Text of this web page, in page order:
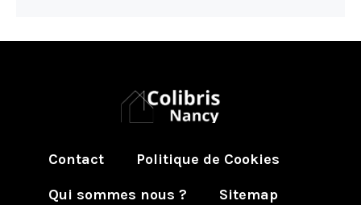
Contact
Politique de Cookies
Qui sommes nous ?
Sitemap